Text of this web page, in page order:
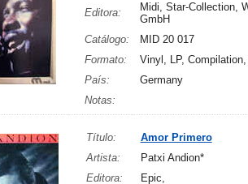
Editora:
Midi, Star-Collection,
GmbH
Catálogo:
MID 20 017
Formato:
Vinyl, LP,
País:
Germany
Notas:
Título:
Amor Primero
Artista:
Patxi Andion*
Editora:
Epic,